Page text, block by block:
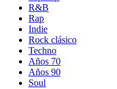
R&B
Rap
Indie
Rock clásico
Techno
Años 70
Años 90
Soul